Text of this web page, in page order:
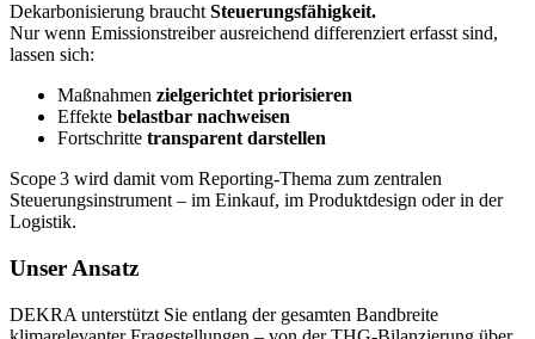
Dekarbonisierung brauchtSteuerungsfähigkeit.
Nur wenn Emissionstreiber ausreichend differenziert erfasst sind,
lassen sich:
Maßnahmen zielgerichtet priorisieren
Effekte belastbar nachweisen
Fortschritte transparent darstellen
Scope 3 wird damit vom Reporting‑Thema zum zentralen
Steuerungsinstrument – im Einkauf, im Produktdesign oder in der
Logistik.
Unser Ansatz
DEKRA unterstützt Sie entlang der gesamten Bandbreite